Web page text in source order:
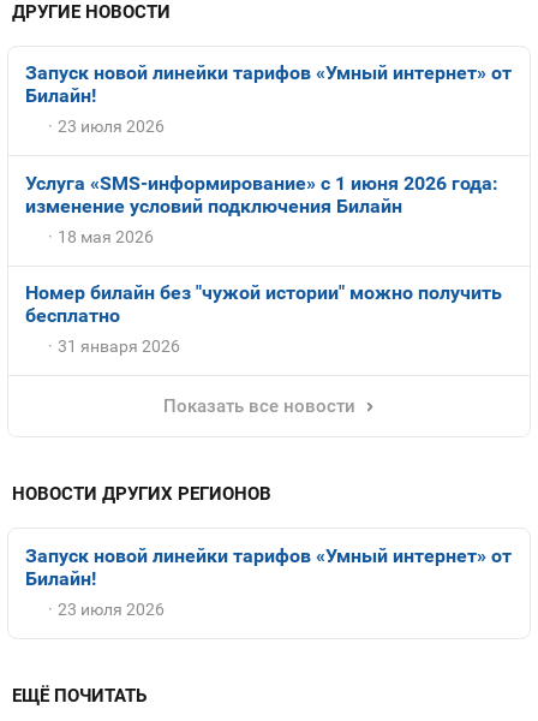
ДРУГИЕ НОВОСТИ
Запуск новой линейки тарифов «Умный интернет» от
Билайн!
23 июля 2026
Услуга «SMS-информирование» с 1 июня 2026 года:
изменение условий подключения Билайн
18 мая 2026
Номер билайн без "чужой истории" можно получить
бесплатно
31 января 2026
Показать все новости
НОВОСТИ ДРУГИХ РЕГИОНОВ
Запуск новой линейки тарифов «Умный интернет» от
Билайн!
23 июля 2026
ЕЩЁ ПОЧИТАТЬ